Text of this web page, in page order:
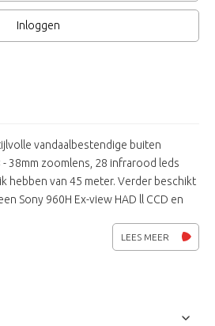
Inloggen
vandaalbestendige buiten
38mm zoomlens, 28 infrarood leds
hebben van 45 meter. Verder beschikt
Sony 960H Ex-view HAD ll CCD en
LEES MEER